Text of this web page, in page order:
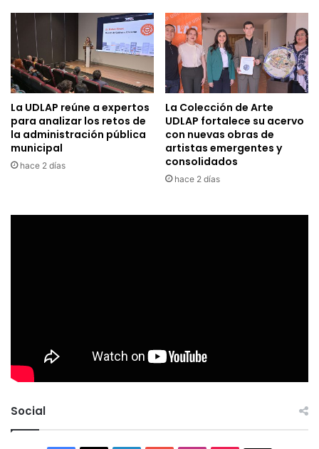
La UDLAP reúne a expertos
para analizar los retos de
la administración pública
municipal
hace 2 días
La Colección de Arte
UDLAP fortalece su acervo
con nuevas obras de
artistas emergentes y
consolidados
hace 2 días
Social